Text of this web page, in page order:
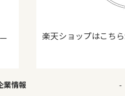
楽天ショップはこち
業情報